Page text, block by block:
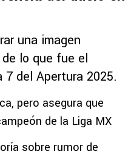
una imagen
lo que fue el
del Apertura 2025.
pero asegura que
de la Liga MX
sobre rumor de